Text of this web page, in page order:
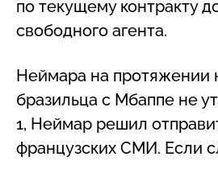
по текущему контракту
свободного агента.
Неймара на протяжении
бразильца с Мбаппе не
1, Неймар решил
французских СМИ. Если